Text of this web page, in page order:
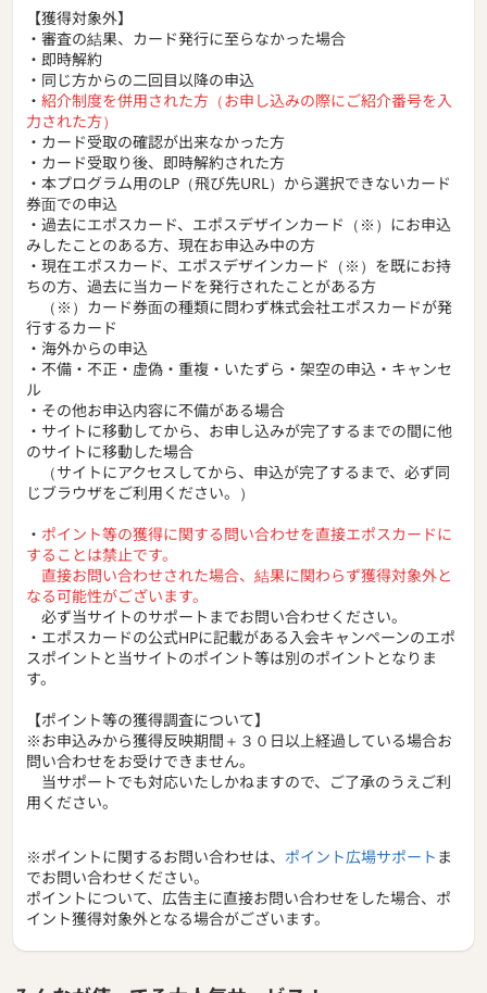
【獲得対象外】
・審査の結果、カード発行に至らなかった場合
・即時解約
・同じ方からの二回目以降の申込
・ 紹介制度を併用された方（お申し込みの際にご紹介番号を入
力された方）
・カード受取の確認が出来なかった方
・カード受取り後、即時解約された方
・本プログラム用のLP（飛び先URL）から選択できないカード
券面での申込
・過去にエポスカード、エポスデザインカード（※）にお申込
みしたことのある方、現在お申込み中の方
・現在エポスカード、エポスデザインカード（※）を既にお持
ちの方、過去に当カードを発行されたことがある方
（※）カード券面の種類に問わず株式会社エポスカードが発
行するカード
・海外からの申込
・不備・不正・虚偽・重複・いたずら・架空の申込・キャンセ
ル
・その他お申込内容に不備がある場合
・サイトに移動してから、お申し込みが完了するまでの間に他
のサイトに移動した場合
（サイトにアクセスしてから、申込が完了するまで、必ず同
じブラウザをご利用ください。）
・ ポイント等の獲得に関する問い合わせを直接エポスカードに
することは禁止です。
直接お問い合わせされた場合、結果に関わらず獲得対象外と
なる可能性がございます。
必ず当サイトのサポートまでお問い合わせください。
・エポスカードの公式HPに記載がある入会キャンペーンのエポ
スポイントと当サイトのポイント等は別のポイントとなりま
す。
【ポイント等の獲得調査について】
※お申込みから獲得反映期間＋３０日以上経過している場合お
問い合わせをお受けできません。
当サポートでも対応いたしかねますので、ご了承のうえご利
用ください。
※ポイントに関するお問い合わせは、 ポイント広場サポート ま
でお問い合わせください。
ポイントについて、広告主に直接お問い合わせをした場合、ポ
イント獲得対象外となる場合がございます。